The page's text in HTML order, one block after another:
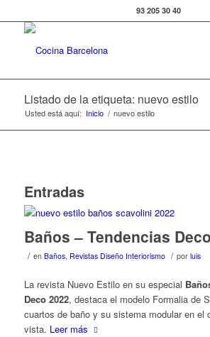
93 205 30 40
Listado de la etiqueta: nuevo estilo
Usted está aquí: Inicio / nuevo estilo
Entradas
Baños – Tendencias
/ en Baños, Revistas Diseño Interiorismo / por luis
La revista Nuevo Estilo en su especial
Deco 2022, destaca el modelo Formalia de
cuartos de baño y su sistema modular en el
vista. Leer más